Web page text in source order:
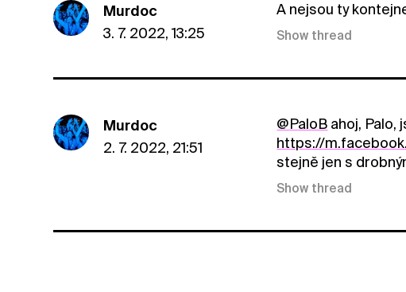
Murdoc
3. 7. 2022, 13:25
A nejsou ty
Show thread
Murdoc
2. 7. 2022, 21:51
@PaloB ahoj, Palo,
https://
stejně jen s
Show thread